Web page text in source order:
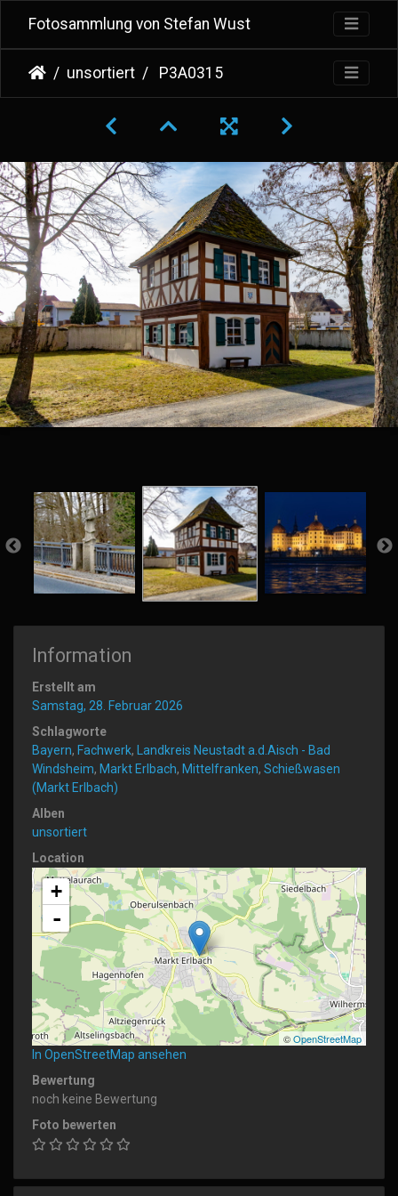
Fotosammlung von Stefan Wust
unsortiert P3A0315
Information
Erstellt am
Samstag, 28. Februar 2026
Schlagworte
Bayern, Fachwerk,
Landkreis Neustadt a.d.Aisch - Bad
Windsheim, Markt Erlbach, Mittelfranken, Schießwasen
(Markt Erlbach)
Alben
unsortiert
Location
+
-
©OpenStreetMap
In OpenStreetMap ansehen
Bewertung
noch keine Bewertung
Foto bewerten